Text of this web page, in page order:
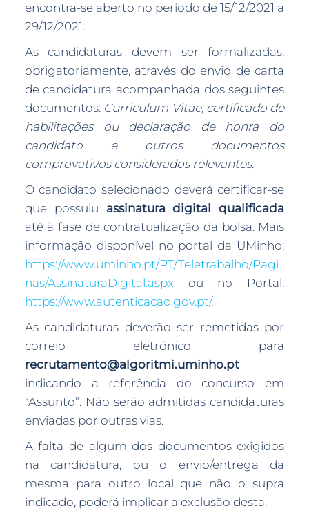
encontra-se aberto no período de 15/12/2021 a
29/12/2021.
As candidaturas devem ser formalizadas,
obrigatoriamente, através do envio de carta
de candidatura acompanhada dos seguintes
documentos: Curriculum Vitae, certificado de
habilitações ou declaração de honra do
candidato e outros documentos
comprovativos considerados relevantes.
O candidato selecionado deverá certificar-se
que possuiu assinatura digital qualificada
até à fase de contratualização da bolsa. Mais
informação disponível no portal da UMinho:
https://www.uminho.pt/PT/Teletrabalho/Pagi
nas/AssinaturaDigital.aspxou no Portal:
https://www.autenticacao.gov.pt/.
As candidaturas deverão ser remetidas por
correio eletrónico para
recrutamento@algoritmi.uminho.pt
indicando a referência do concurso em
“Assunto”. Não serão admitidas candidaturas
enviadas por outras vias.
A falta de algum dos documentos exigidos
na candidatura, ou o envio/entrega da
mesma para outro local que não o supra
indicado, poderá implicar a exclusão desta.